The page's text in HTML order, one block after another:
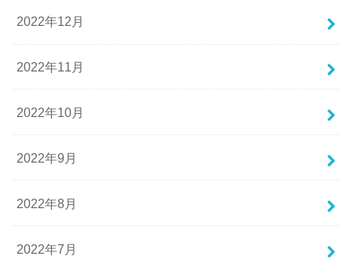
2022年12月
2022年11月
2022年10月
2022年9月
2022年8月
2022年7月